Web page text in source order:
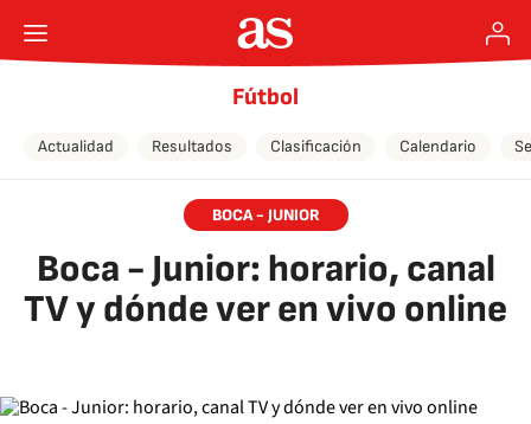
Fútbol
Actualidad Resultados Clasificación Calendario
BOCA - JUNIOR
Boca - Junior: horario, canal
TV y dónde ver en vivo online